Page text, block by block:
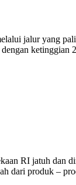
jalur yang
dengan ketinggian
RI jatuh
dari produk –